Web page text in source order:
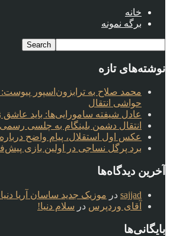
خانه
برگه نمونه
نوشته‌های تازه
محمد صلاح به ترابزون‌اسپور پیوست:
حواشی انتقال
عادل شیفته سامورایی‌ها: باید عاشق
انتقال دشمن بلینگام به چلسی
عکس اول استقلال، پیام واضح
برد پرگل نساجی در اولین بازی
آخرین دیدگاه‌ها
sajjad در موزیک جدید ساسان آریا
آقای وردپرس در سلام دنیا!
بایگانی‌ها